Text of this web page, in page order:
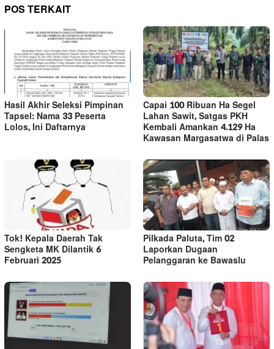
POS TERKAIT
Hasil Akhir Seleksi Pimpinan
Tapsel: Nama 33 Peserta
Lolos, Ini Daftarnya
Capai 100 Ribuan Ha Segel
Lahan Sawit, Satgas PKH
Kembali Amankan 4.129 Ha
Kawasan Margasatwa di Palas
Tok! Kepala Daerah Tak
Sengketa MK Dilantik 6
Februari 2025
Pilkada Paluta, Tim 02
Laporkan Dugaan
Pelanggaran ke Bawaslu